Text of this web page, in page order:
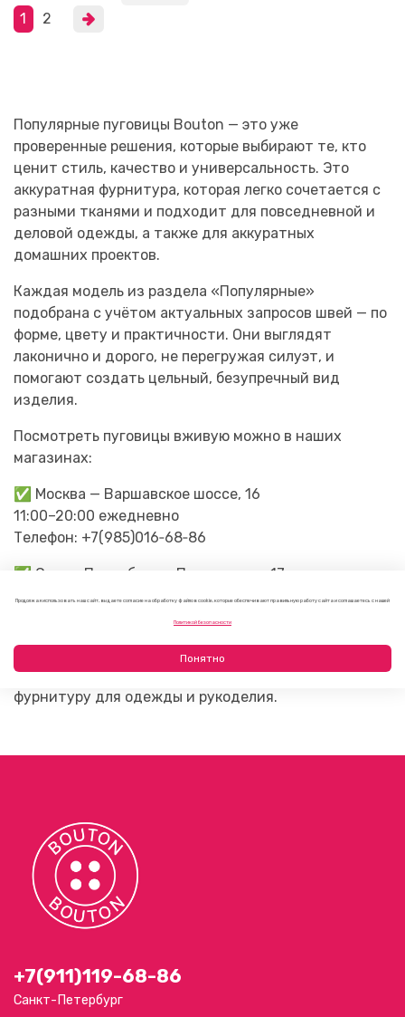
1
2
Популярные пуговицы Bouton — это уже
проверенные решения, которые выбирают те, кто
ценит стиль, качество и универсальность. Это
аккуратная фурнитура, которая легко сочетается с
разными тканями и подходит для повседневной и
деловой одежды, а также для аккуратных
домашних проектов.
Каждая модель из раздела «Популярные»
подобрана с учётом актуальных запросов швей — по
форме, цвету и практичности. Они выглядят
лаконично и дорого, не перегружая силуэт, и
помогают создать цельный, безупречный вид
изделия.
Посмотреть пуговицы вживую можно в наших
магазинах:
✅ Москва — Варшавское шоссе, 16
11:00–20:00 ежедневно
Телефон: +7(985)016‑68‑86
✅ Санкт‑Петербург — Пушкинская, 17
11:00–20:00 ежедневно
Телефон: +7(911)119‑68‑86
На сайте Bouton вы можете купить популярные
пуговицы и подобрать другую качественную
фурнитуру для одежды и рукоделия.
+7(911)119-68-86
Санкт-Петербург
Продолжая использовать наш сайт, вы даете согласие на обработку файлов cookie, которые обеспечивают правильную работу сайта и соглашаетесь с нашей
Политикой безопасности
Понятно